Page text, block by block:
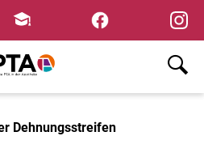
Fortbildungen
Home
Dehnungsstreifen
×